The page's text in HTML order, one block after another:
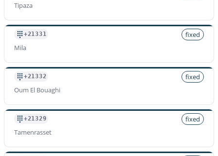
Tipaza
+21331
fixed
Mila
+21332
fixed
Oum El Bouaghi
+21329
fixed
Tamenrasset